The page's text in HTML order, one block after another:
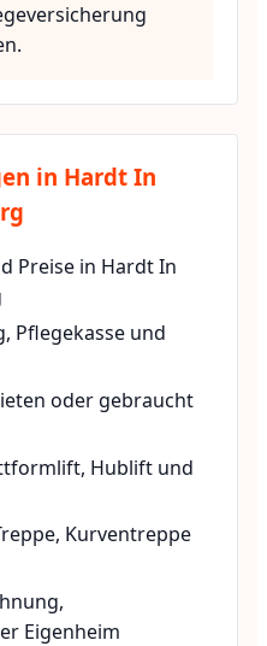
in Hardt In
Preise in Hardt In
Pflegekasse und
oder gebraucht
Hublift und
Kurventreppe
Eigenheim